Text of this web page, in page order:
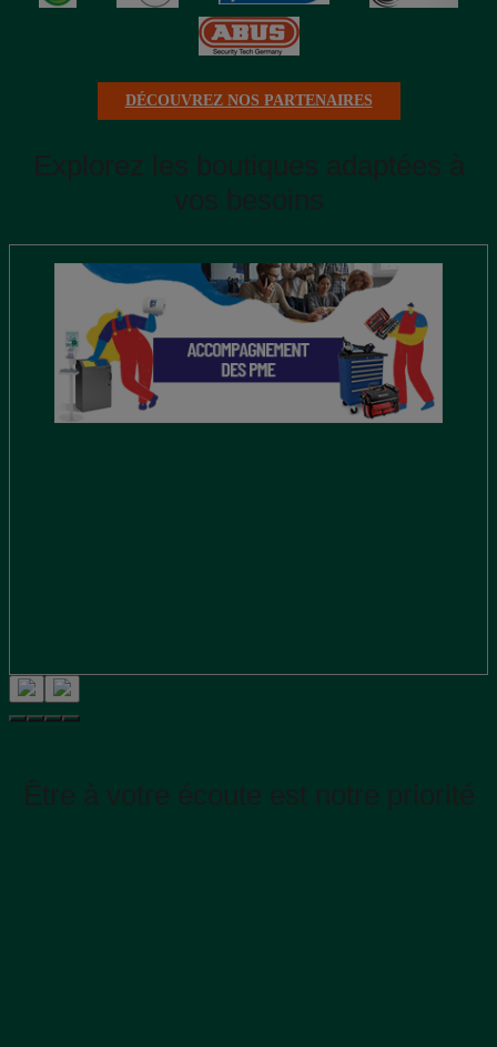
DÉCOUVREZ NOS PARTENAIRES
Explorez les boutiques adaptées à
vos besoins
Être à votre écoute est notre priorité